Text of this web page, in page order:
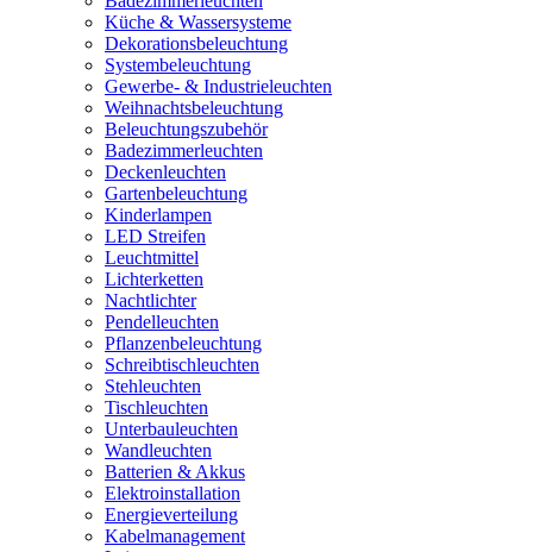
Küche & Wassersysteme
Dekorationsbeleuchtung
Systembeleuchtung
Gewerbe- & Industrieleuchten
Weihnachtsbeleuchtung
Beleuchtungszubehör
Badezimmerleuchten
Deckenleuchten
Gartenbeleuchtung
Kinderlampen
LED Streifen
Leuchtmittel
Lichterketten
Nachtlichter
Pendelleuchten
Pflanzenbeleuchtung
Schreibtischleuchten
Stehleuchten
Tischleuchten
Unterbauleuchten
Wandleuchten
Batterien & Akkus
Elektroinstallation
Energieverteilung
Kabelmanagement